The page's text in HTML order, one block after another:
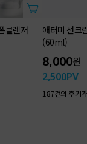
클렌저
애터미 선크
(60ml)
8,000원
2,500PV
187건의 후기